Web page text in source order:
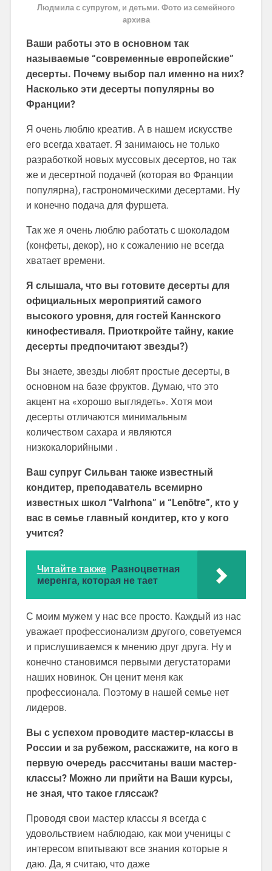
Людмила с супругом, и детьми. Фото из семейного
архива
Ваши работы это в основном так
называемые “современные европейские”
десерты. Почему выбор пал именно на них?
Насколько эти десерты популярны во
Франции?
Я очень люблю креатив. А в нашем искусстве
его всегда хватает. Я занимаюсь не только
разработкой новых муссовых десертов, но так
же и десертной подачей (которая во Франции
популярна), гастрономическими десертами. Ну
и конечно подача для фуршета.
Так же я очень люблю работать с шоколадом
(конфеты, декор), но к сожалению не всегда
хватает времени.
Я слышала, что вы готовите десерты для
официальных мероприятий самого
высокого уровня, для гостей Каннского
кинофестиваля. Приоткройте тайну, какие
десерты предпочитают звезды?)
Вы знаете, звезды любят простые десерты, в
основном на базе фруктов. Думаю, что это
акцент на «хорошо выглядеть». Хотя мои
десерты отличаются минимальным
количеством сахара и являются
низкокалорийными .
Ваш супруг Сильван также известный
кондитер, преподаватель всемирно
известных школ “Valrhona” и “Lenôtre”, кто у
вас в семье главный кондитер, кто у кого
учится?
Читайте также Разноцветная
меренга, которая не тает
С моим мужем у нас все просто. Каждый из нас
уважает профессионализм другого, советуемся
и прислушиваемся к мнению друг друга. Ну и
конечно становимся первыми дегустаторами
наших новинок. Он ценит меня как
профессионала. Поэтому в нашей семье нет
лидеров.
Вы с успехом проводите мастер-классы в
России и за рубежом, расскажите, на кого в
первую очередь рассчитаны ваши мастер-
классы? Можно ли прийти на Ваши курсы,
не зная, что такое гляссаж?
Проводя свои мастер классы я всегда с
удовольствием наблюдаю, как мои ученицы с
интересом впитывают все знания которые я
даю. Да, я считаю, что даже